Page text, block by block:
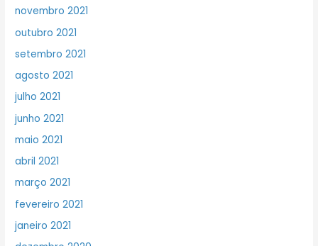
novembro 2021
outubro 2021
setembro 2021
agosto 2021
julho 2021
junho 2021
maio 2021
abril 2021
março 2021
fevereiro 2021
janeiro 2021